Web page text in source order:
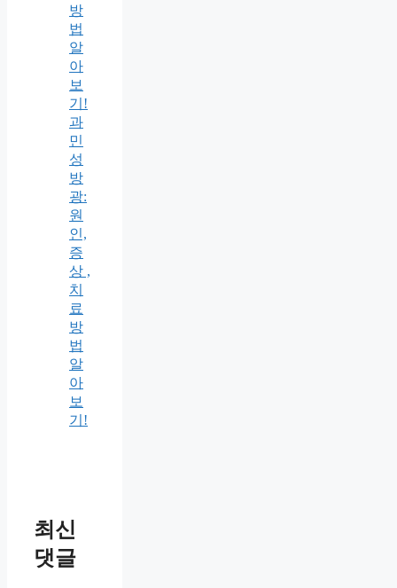
방
법
알
아
보
기!
과
민
성
방
광:
원
인,
증
상 ,
치
료
방
법
알
아
보
기!
최신
댓글